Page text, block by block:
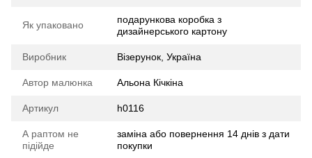
Як упаковано
подарункова коробка з
дизайнерського картону
Виробник Візерунок, Україна
Автор малюнка Альона Кічкіна
Артикул h0116
А раптом не
підійде
заміна або повернення 14 днів з дати
покупки